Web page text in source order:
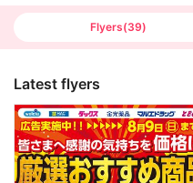
Flyers(39)
Latest flyers